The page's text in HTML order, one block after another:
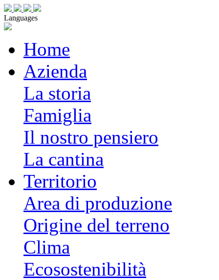
Languages
Home
Azienda
La storia
Famiglia
Il nostro pensiero
La cantina
Territorio
Area di produzione
Origine del terreno
Clima
Ecosostenibilità